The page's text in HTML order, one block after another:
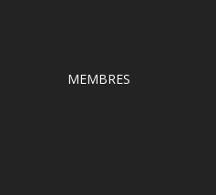
MEMBRES